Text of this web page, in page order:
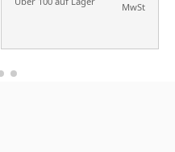
MwSt